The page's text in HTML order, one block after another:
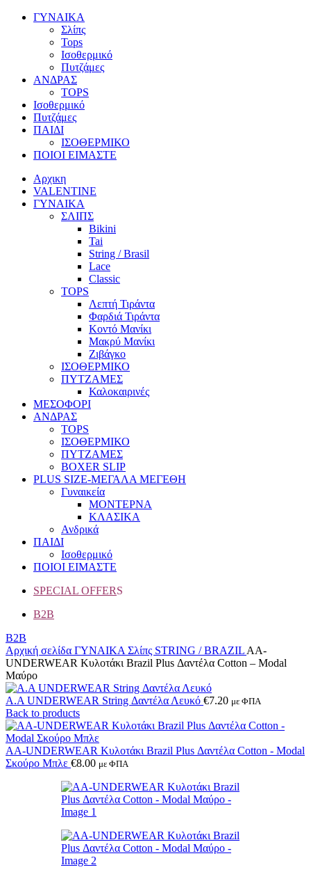
ΓΥΝΑΙΚΑ
Σλίπς
Tops
Ισοθερμικό
Πυτζάμες
ΑΝΔΡΑΣ
TOPS
Ισοθερμικό
Πυτζάμες
ΠΑΙΔΙ
ΙΣΟΘΕΡΜΙΚΟ
ΠΟΙΟΙ ΕΙΜΑΣΤΕ
Αρχικη
VALENTINE
ΓΥΝΑΙΚΑ
ΣΛΙΠΣ
Bikini
Tai
String / Brasil
Lace
Classic
TOPS
Λεπτή Τιράντα
Φαρδιά Τιράντα
Κοντό Μανίκι
Μακρύ Μανίκι
Ζιβάγκο
ΙΣΟΘΕΡΜΙΚΟ
ΠΥΤΖΑΜΕΣ
Καλοκαιρινές
ΜΕΣΟΦΟΡΙ
ΑΝΔΡΑΣ
TOPS
ΙΣΟΘΕΡΜΙΚΟ
ΠΥΤΖΑΜΕΣ
BOXER SLIP
PLUS SIZE-ΜΕΓΑΛΑ ΜΕΓΕΘΗ
Γυναικεία
ΜΟΝΤΕΡΝΑ
ΚΛΑΣΙΚΑ
Ανδρικά
ΠΑΙΔΙ
Ισοθερμικό
ΠΟΙΟΙ ΕΙΜΑΣΤΕ
SPECIAL OFFERS
B2B
B2B
Αρχική σελίδα ΓΥΝΑΙΚΑ Σλίπς STRING / BRAZIL AA-
UNDERWEAR Κυλοτάκι Brazil Plus Δαντέλα Cotton – Modal
Μαύρο
A.A UNDERWEAR String Δαντέλα Λευκό €7.20 με ΦΠΑ
Back to products
AA-UNDERWEAR Κυλοτάκι Brazil Plus Δαντέλα Cotton - Modal
Σκούρο Μπλε €8.00 με ΦΠΑ